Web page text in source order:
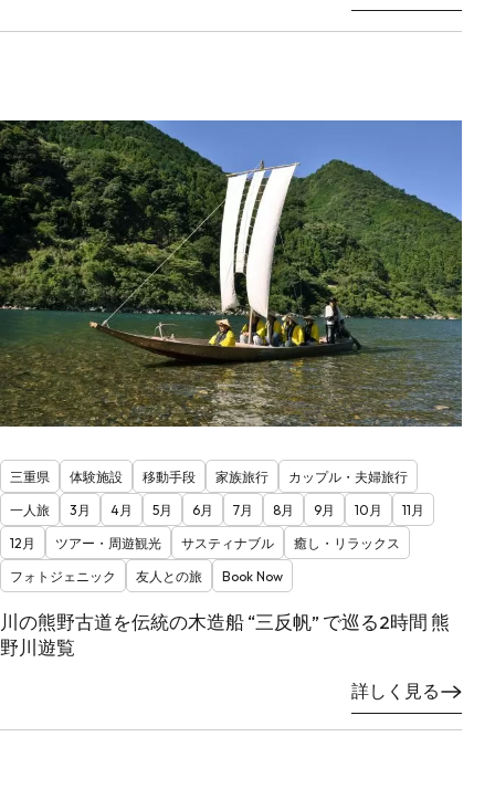
三重県 体験施設 移動手段 家族旅行
カップル・夫婦旅行
一人旅
3月 4月 5月 6月 7月 8月 9月 10月
11月
12月
ツアー・周遊観光 サスティナブル
癒し・リラックス
フォトジェニック
友人との旅 Book Now
川の熊野古道を伝統の木造船 “三反帆” で巡る2時間 熊
野川遊覧
詳しく見る